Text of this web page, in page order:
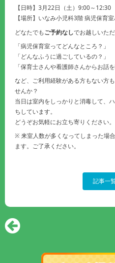
【日時】3月22日（土）9:00～12:30
【場所】いなみ小児科3階 病児保育
どなたでもご予約なしでお越しいただ
「病児保育室ってどんなところ？」
「どんなふうに過ごしているの？」
「保育士さんや看護師さんからお話
など、ご利用経験がある方もない方
せんか？
当日は室内をしっかりと消毒して、
ちしています。
どうぞお気軽にお立ち寄りください。
※ 来室人数が多くなってしまった場
ます。ご了承ください。
記事一